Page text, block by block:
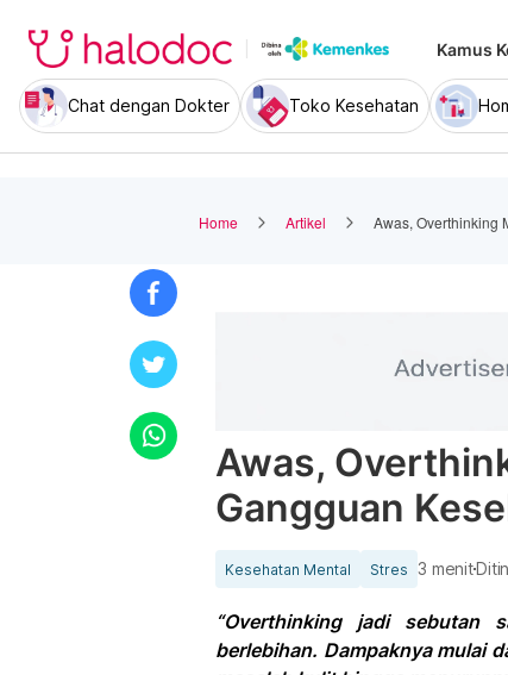
Kamus
Chat dengan Dokter Toko Kesehatan
Home Artikel Awas, Overthinking
Awas,
Gangguan
Kesehatan Mental Stres 3 menit
“Overthinking jadi sebutan
berlebihan. Dampaknya mulai